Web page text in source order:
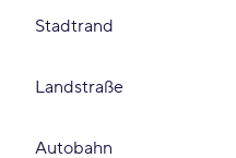
Stadtrand
Landstraße
Autobahn